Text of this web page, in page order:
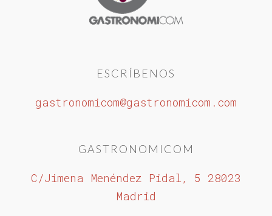
ESCRÍBENOS
gastronomicom@gastronomicom.com
GASTRONOMICOM
C/Jimena Menéndez Pidal, 5 28023
Madrid